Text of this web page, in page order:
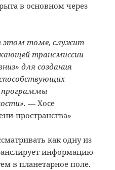
в основном через
этом томе, служит
трансмиссии
для создания
программы
— Хосе
пространства»
как одну из
информацию
в планетарное поле.